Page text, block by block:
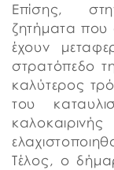
Επίσης,
ζητήματα
έχουν
στρατόπεδο
καλύτερος
του
Τέλος, ο